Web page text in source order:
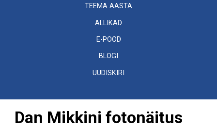
TEEMA AASTA
ALLIKAD
E-POOD
BLOGI
UUDISKIRI
Dan Mikkini fotonäitus